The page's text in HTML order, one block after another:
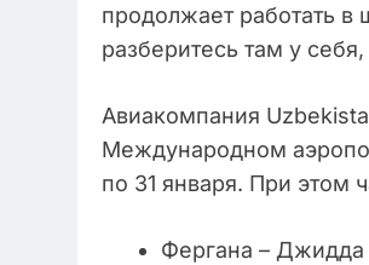
продолжает работать в
разберитесь там у
Авиакомпания
Международном
по 31 января. При этом
Фергана – Джидда